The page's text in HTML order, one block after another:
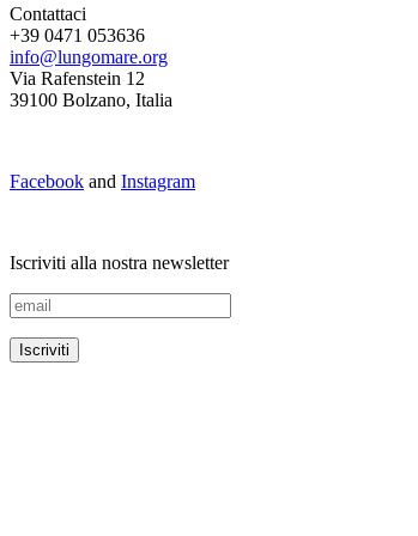
Contattaci
+39 0471 053636
info@lungomare.org
Via Rafenstein 12
39100 Bolzano, Italia
Facebook and Instagram
Iscriviti alla nostra newsletter